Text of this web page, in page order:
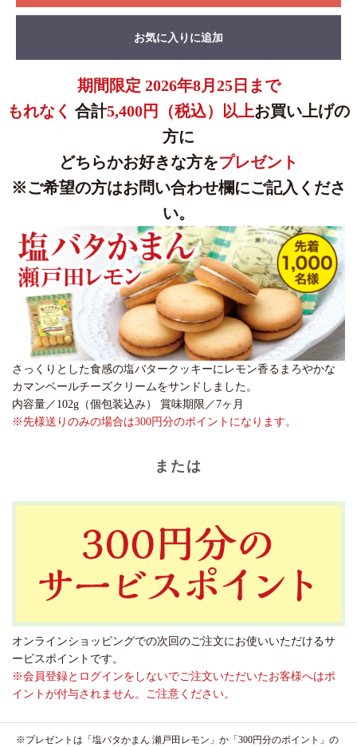
お気に入りに追加
期間限定 2026年8月25日まで
もれなく 合計5,400円（税込）以上お買い上げの
方に
どちらかお好きな方をプレゼント
※ご希望の方はお問い合わせ欄にご記入くださ
い。
さっくりとした食感の塩バタークッキーにレモン香るまろやかな
カマンベールチーズクリームをサンドしました。
内容量／102g（個包装込み） 賞味期限／7ヶ月
※先様送りのみの場合は300円分のポイントになります。
または
オンラインショッピングでの次回のご注文にお使いいただけるサ
ービスポイントです。
※会員登録とログインをしないでご注文いただいたお客様へはポ
イントが付与されません。ご注意ください。
※プレゼントは「塩バタかまん 瀬戸田レモン」か「300円分のポイント」の